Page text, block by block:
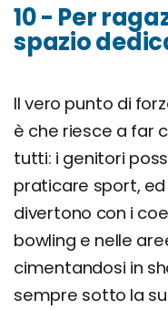
10 - Per
spazio
Il vero punto di
è che riesce a far
tutti: i genitori
praticare sport,
divertono con i
bowling e nelle
cimentandosi in
sempre sotto la